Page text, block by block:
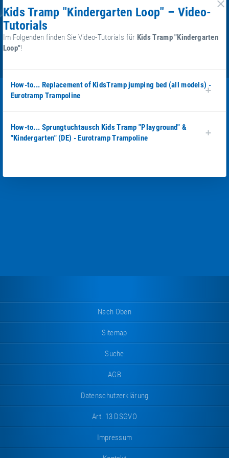
Kids Tramp "Kindergarten Loop" – Video-
Tutorials
Im Folgenden finden Sie Video-Tutorials für Kids Tramp "Kindergarten
Loop"!
How-to... Replacement of KidsTramp jumping bed (all models) -
Eurotramp Trampoline
How-to... Sprungtuchtausch Kids Tramp "Playground" &
"Kindergarten" (DE) - Eurotramp Trampoline
Nach Oben
Sitemap
Suche
AGB
Datenschutzerklärung
Art. 13 DSGVO
Impressum